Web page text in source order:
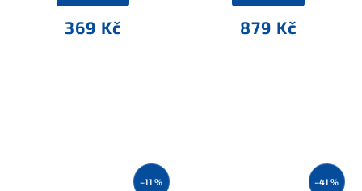
369 Kč 879 Kč
–11 % –41 %